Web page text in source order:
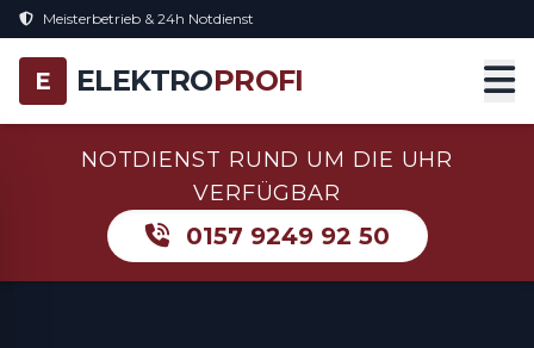
Meisterbetrieb & 24h Notdienst
E ELEKTROPROFI
NOTDIENST RUND UM DIE UHR
VERFÜGBAR
0157 9249 92 50